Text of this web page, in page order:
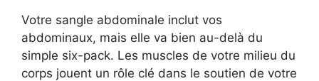
Votre sangle abdominale inclut vos
abdominaux, mais elle va bien au-delà du
simple six-pack. Les muscles de votre milieu du
corps jouent un rôle clé dans le soutien de votre